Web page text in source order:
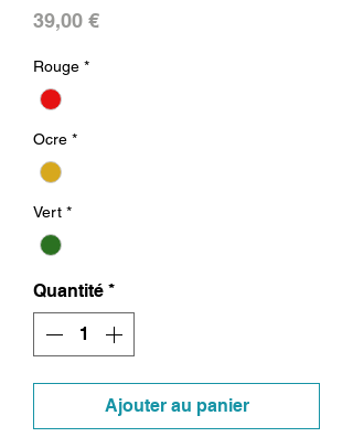
39,00 €Prix
Rouge *
Ocre *
Vert *
Quantité *
Ajouter au panier